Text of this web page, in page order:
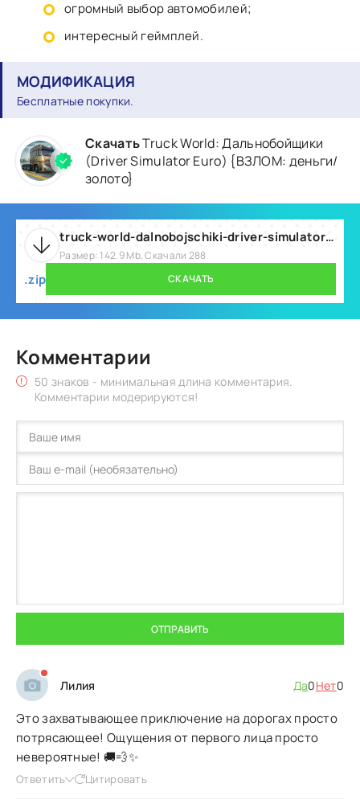
огромный выбор автомобилей;
интересный геймплей.
МОДИФИКАЦИЯ
Бесплатные покупки.
СкачатьTruck World: Дальнобойщики
(Driver Simulator Euro) {ВЗЛОМ: деньги/
золото}
truck-world-dalnobojschiki-driver-simulator-euro-v1-237373-mod.zip
Размер: 142.9 Mb, Скачали 288
.zip СКАЧАТЬ
Комментарии
50 знаков - минимальная длина комментария.
Комментарии модерируются!
ОТПРАВИТЬ
Лилия Да0Нет0
Это захватывающее приключение на дорогах просто
потрясающее! Ощущения от первого лица просто
невероятные! 🚚💨✨
Ответить Цитировать